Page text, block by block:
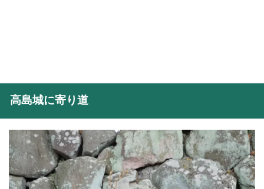
高島城に寄り道